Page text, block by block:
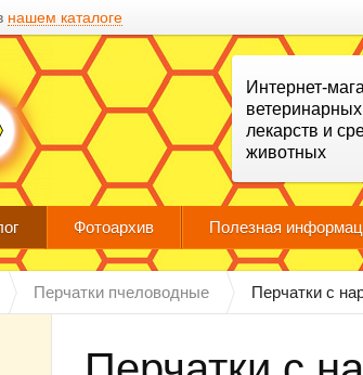
нашем каталоге
Интернет-
лекарств и
животных
Фотоархив Полезная
Перчатки пчеловодные Перчатки с